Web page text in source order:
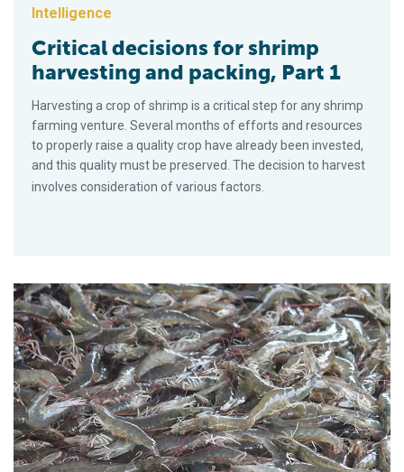
Intelligence
Critical decisions for shrimp
harvesting and packing, Part 1
Harvesting a crop of shrimp is a critical step for any shrimp
farming venture. Several months of efforts and resources
to properly raise a quality crop have already been invested,
and this quality must be preserved. The decision to harvest
involves consideration of various factors.